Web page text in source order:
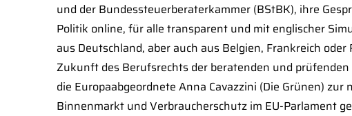
und der Bundessteuerberaterkammer (BStBK), ihre
Politik online, für alle transparent und mit englischer
aus Deutschland, aber auch aus Belgien, Frankreich
Zukunft des Berufsrechts der beratenden und
die Europaabgeordnete Anna Cavazzini (Die Grünen)
Binnenmarkt und Verbraucherschutz im EU-Parlament